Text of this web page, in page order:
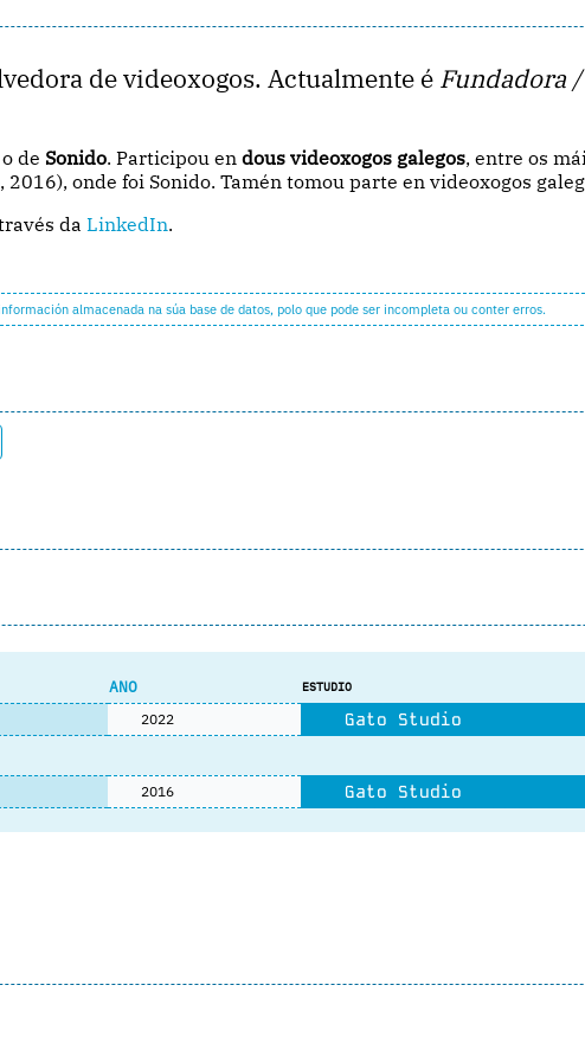
de videoxogos. Actualmente é Fundadora /
de Sonido. Participou en dous videoxogos galegos, entre os
, 2016), onde foi Sonido. Tamén tomou parte en videoxogos
da LinkedIn.
almacenada na súa base de datos, polo que pode ser incompleta ou conter erros.
ANO ESTUDIO
2022 Gato Studio
2016 Gato Studio